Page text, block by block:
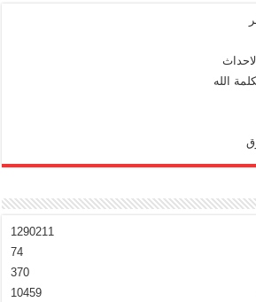
1290211
74
370
10459